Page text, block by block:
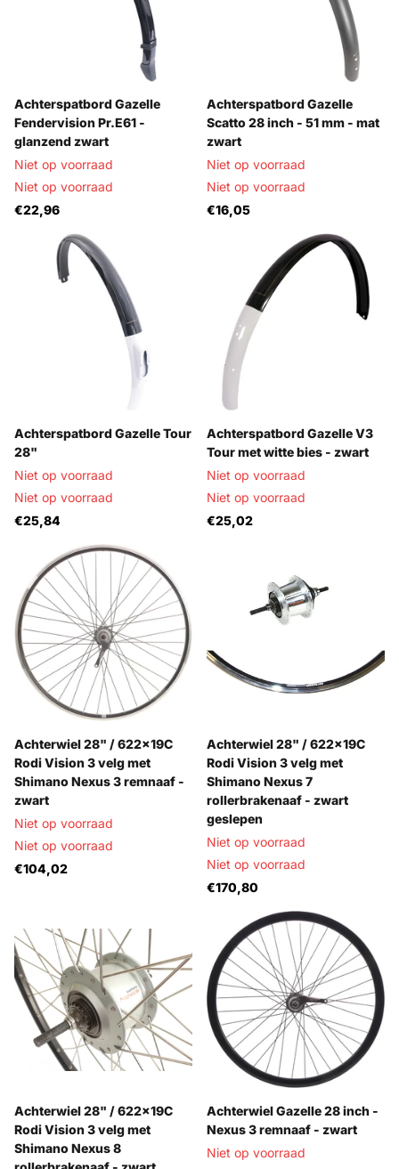
Achterspatbord Gazelle
Fendervision Pr.E61 -
glanzend zwart
Niet op voorraad
Niet op voorraad
€22,96
Achterspatbord Gazelle
Scatto 28 inch - 51 mm - mat
zwart
Niet op voorraad
Niet op voorraad
€16,05
Achterspatbord Gazelle Tour
28"
Niet op voorraad
Niet op voorraad
€25,84
Achterspatbord Gazelle V3
Tour met witte bies - zwart
Niet op voorraad
Niet op voorraad
€25,02
Achterwiel 28" / 622x19C
Rodi Vision 3 velg met
Shimano Nexus 3 remnaaf -
zwart
Niet op voorraad
Niet op voorraad
€104,02
Achterwiel 28" / 622x19C
Rodi Vision 3 velg met
Shimano Nexus 7
rollerbrakenaaf - zwart
geslepen
Niet op voorraad
Niet op voorraad
€170,80
Achterwiel 28" / 622x19C
Rodi Vision 3 velg met
Shimano Nexus 8
Achterwiel Gazelle 28 inch -
Nexus 3 remnaaf - zwart
Niet op voorraad